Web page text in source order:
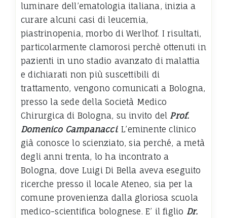
luminare dell’ematologia italiana, inizia a
curare alcuni casi di leucemia,
piastrinopenia, morbo di Werlhof. I risultati,
particolarmente clamorosi perchè ottenuti in
pazienti in uno stadio avanzato di malattia
e dichiarati non più suscettibili di
trattamento, vengono comunicati a Bologna,
presso la sede della Società Medico
Chirurgica di Bologna, su invito del Prof.
Domenico Campanacci. L’eminente clinico
già conosce lo scienziato, sia perché, a metà
degli anni trenta, lo ha incontrato a
Bologna, dove Luigi Di Bella aveva eseguito
ricerche presso il locale Ateneo, sia per la
comune provenienza dalla gloriosa scuola
medico-scientifica bolognese. E’ il figlio Dr.